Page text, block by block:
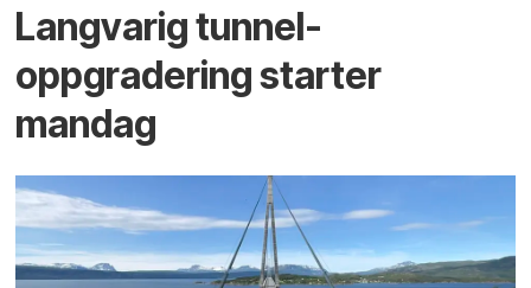
Langvarig tunnel­
oppgradering starter
mandag